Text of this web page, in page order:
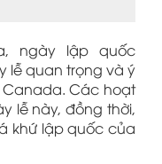
ngày lập quốc
lễ quan trọng và ý
Các hoạt
lễ này, đồng thời,
khứ lập quốc của